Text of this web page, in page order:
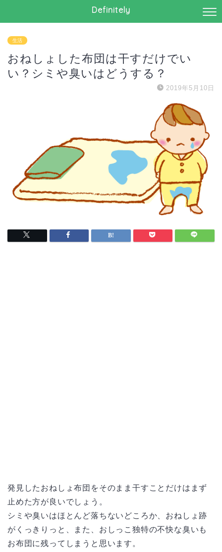
Definitely
生活
おねしょした布団は干すだけでい
い？シミや臭いはどうする？
2019年5月10日
発見したおねしょ布団をそのまま干すことだけはまず
止めた方が良いでしょう。
シミや臭いはほとんど落ちないどころか、おねしょ跡
がくっきりっと、また、おしっこ独特の不快な臭いも
お布団に残ってしまうと思います。